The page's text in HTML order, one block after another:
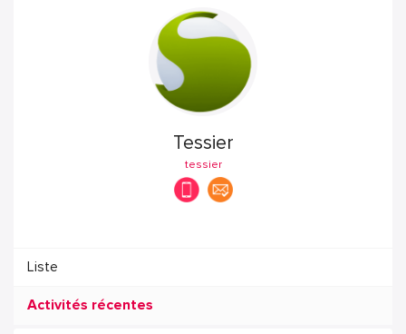
Tessier
tessier
Liste
Activités récentes